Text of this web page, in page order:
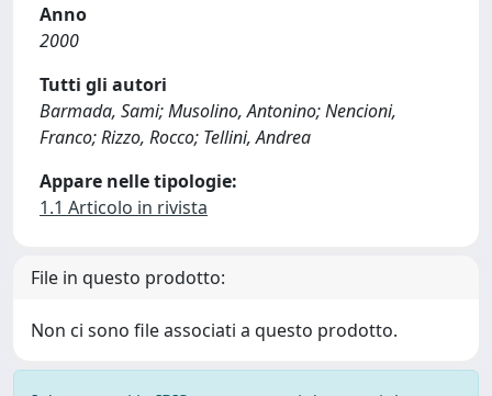
Anno
2000
Tutti gli autori
Barmada, Sami; Musolino, Antonino; Nencioni,
Franco; Rizzo, Rocco; Tellini, Andrea
Appare nelle tipologie:
1.1 Articolo in rivista
File in questo prodotto:
Non ci sono file associati a questo prodotto.